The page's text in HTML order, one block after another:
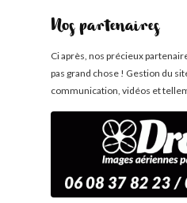
Nos partenaires
Ci après, nos précieux
pas grand chose ! Gestion du
communication, vidéos et